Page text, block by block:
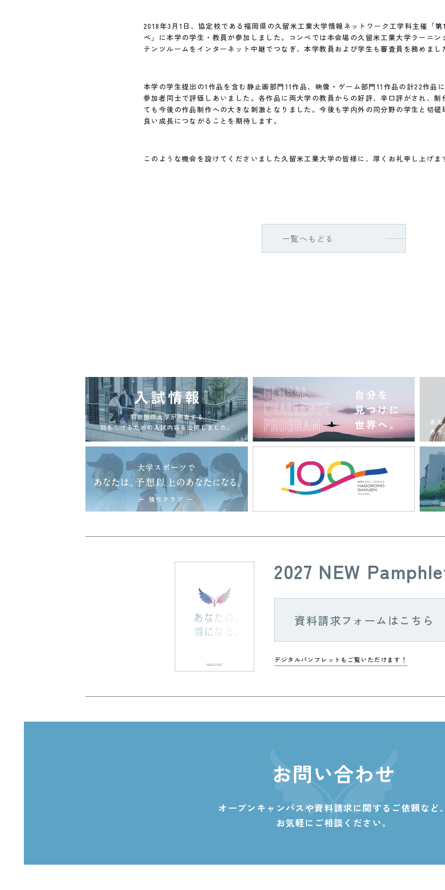
2018年3月1日、協定校である福岡県の久留米工業大学情報ネットワーク工学科主催「第
ペ 」に本学の学生・教員が参加しました。コンペでは本会場の久留米工業大学ラーニ
テンツルームをインターネット中継でつなぎ、本学教員および学生も審査員を務めまし
本学の学生提出の1作品を含む静止画部門11作品、映像・ゲーム部門11作品の計22作品
参加者同士で評価しあいました。各作品に両大学の教員からの好評、辛口評がされ、
ても今後の作品制作への大きな刺激となりました。今後も学内外の同分野の学生と切
良い成長につながることを期待します。
このような機会を設けてくださいました久留米工業大学の皆様に、厚くお礼申し上げま
一覧へもどる
2027 NEW
資料請求フォームはこちら
デジタルパンフレットもご覧いただけます！
お問い合わせ
オープンキャンパスや資料請求に関する ご依頼など
お気軽にご相談ください。